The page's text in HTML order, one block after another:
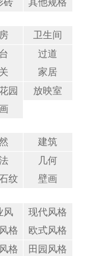
砖 其他规格
卫生间
过道
家居
园
放映室
建筑
几何
纹 壁画
风
现代风格
格
欧式风格
格
田园风格